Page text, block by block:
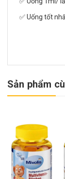
✅ Uống tốt
Sản phẩm